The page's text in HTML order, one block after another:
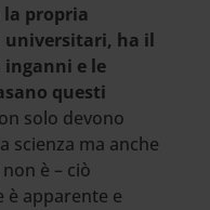
la propria
universitari, ha il
inganni e le
questi
solo devono
scienza ma anche
è – ciò
è apparente e